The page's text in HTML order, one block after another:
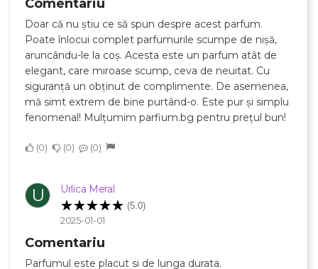
Comentariu
Doar că nu știu ce să spun despre acest parfum.
Poate înlocui complet parfumurile scumpe de nișă,
aruncându-le la coș. Acesta este un parfum atât de
elegant, care miroase scump, ceva de neuitat. Cu
siguranță un obținut de complimente. De asemenea,
mă simt extrem de bine purtând-o. Este pur și simplu
fenomenal! Mulțumim parfium.bg pentru prețul bun!
0 0 0
U Urlica Meral
(5.0)
2025-01-01
Comentariu
Parfumul este placut si de lunga durata.